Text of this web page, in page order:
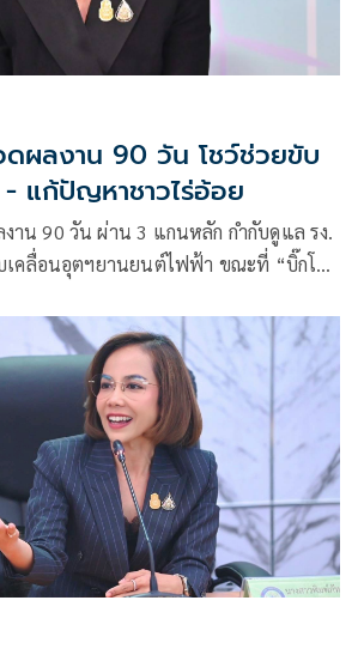
ผลงาน 90 วัน โชว์ช่วยขับ
แก้ปัญหาชาวไร่อ้อย
าน 90 วัน ผ่าน 3 แกนหลัก กำกับดูแล รง.
เคลื่อนอุตฯยานยนต์ไฟฟ้า ขณะที่ “บิ๊กโปร